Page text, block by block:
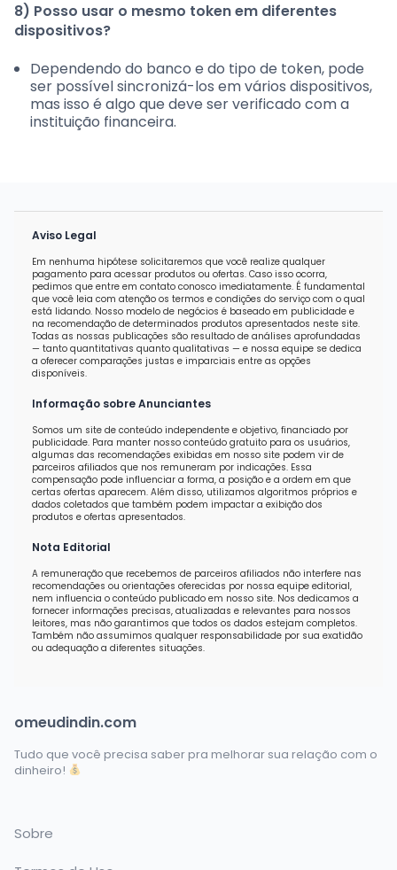
8) Posso usar o mesmo token em diferentes
dispositivos?
Dependendo do banco e do tipo de token, pode
ser possível sincronizá-los em vários dispositivos,
mas isso é algo que deve ser verificado com a
instituição financeira.
Aviso Legal
Em nenhuma hipótese solicitaremos que você realize qualquer
pagamento para acessar produtos ou ofertas. Caso isso ocorra,
pedimos que entre em contato conosco imediatamente. É fundamental
que você leia com atenção os termos e condições do serviço com o qual
está lidando. Nosso modelo de negócios é baseado em publicidade e
na recomendação de determinados produtos apresentados neste site.
Todas as nossas publicações são resultado de análises aprofundadas
— tanto quantitativas quanto qualitativas — e nossa equipe se dedica
a oferecer comparações justas e imparciais entre as opções
disponíveis.
Informação sobre Anunciantes
Somos um site de conteúdo independente e objetivo, financiado por
publicidade. Para manter nosso conteúdo gratuito para os usuários,
algumas das recomendações exibidas em nosso site podem vir de
parceiros afiliados que nos remuneram por indicações. Essa
compensação pode influenciar a forma, a posição e a ordem em que
certas ofertas aparecem. Além disso, utilizamos algoritmos próprios e
dados coletados que também podem impactar a exibição dos
produtos e ofertas apresentados.
Nota Editorial
A remuneração que recebemos de parceiros afiliados não interfere nas
recomendações ou orientações oferecidas por nossa equipe editorial,
nem influencia o conteúdo publicado em nosso site. Nos dedicamos a
fornecer informações precisas, atualizadas e relevantes para nossos
leitores, mas não garantimos que todos os dados estejam completos.
Também não assumimos qualquer responsabilidade por sua exatidão
ou adequação a diferentes situações.
omeudindin.com
Tudo que você precisa saber pra melhorar sua relação com o
dinheiro!
Sobre